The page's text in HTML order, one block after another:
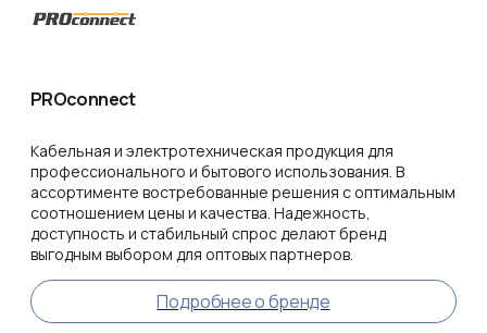
PROconnect
Кабельная и электротехническая продукция для
профессионального и бытового использования. В
ассортименте востребованные решения с оптимальным
соотношением цены и качества. Надежность,
доступность и стабильный спрос делают бренд
выгодным выбором для оптовых партнеров.
Подробнее о бренде